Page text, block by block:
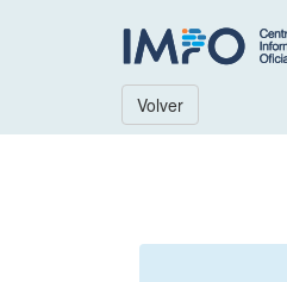
Volver